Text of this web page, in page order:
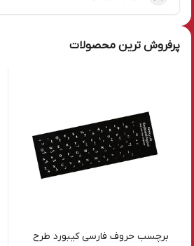
پرفروش ترین محصولات
برچسب حروف فارسی کیبورد طرح